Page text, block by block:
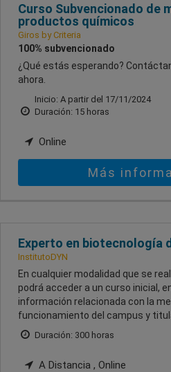
Curso Subvencionado de
productos químicos
Giros by Criteria
100% subvencionado
¿Qué estás esperando?
ahora.
Inicio: A partir del 17/11/2024
Duración: 15 horas
Online
Más
Experto en biotecnología
InstitutoDYN
En cualquier modalidad que se
podrá acceder a un curso inicial,
información relacionada con la
funcionamiento del campus y
Duración: 300 horas
A Distancia , Online